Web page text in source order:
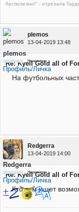
бесполезно!" - отрезала
plemos
13-04-2019 13:48
plemos
Неактивен
Профиль/Личка
Re: Kyell Gold all of
На футбольных
Redgerra
13-04-2019 14:00
Redgerra
Неактивен
Профиль/Личка
Re: Kyell Gold all of
Кто там ищет